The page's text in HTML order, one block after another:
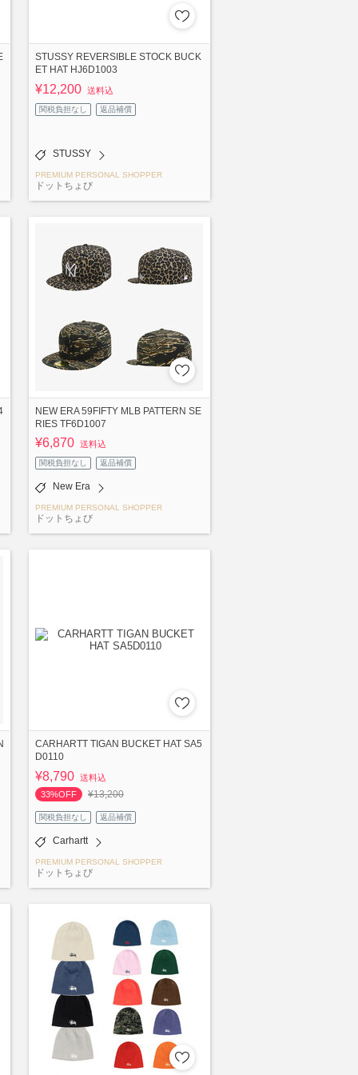
STUSSY REVERSIBLE STOCK BUCK
ET HAT HJ6D1003
¥12,200 送料込
関税負担なし 返品補償
STUSSY
PREMIUM PERSONAL SHOPPER
ドットちょび
NEW ERA 59FIFTY MLB PATTERN SE
RIES TF6D1007
¥6,870 送料込
関税負担なし 返品補償
New Era
PREMIUM PERSONAL SHOPPER
ドットちょび
CARHARTT TIGAN BUCKET HAT SA5
D0110
¥8,790 送料込
33%OFF
¥13,200
関税負担なし 返品補償
Carhartt
PREMIUM PERSONAL SHOPPER
ドットちょび